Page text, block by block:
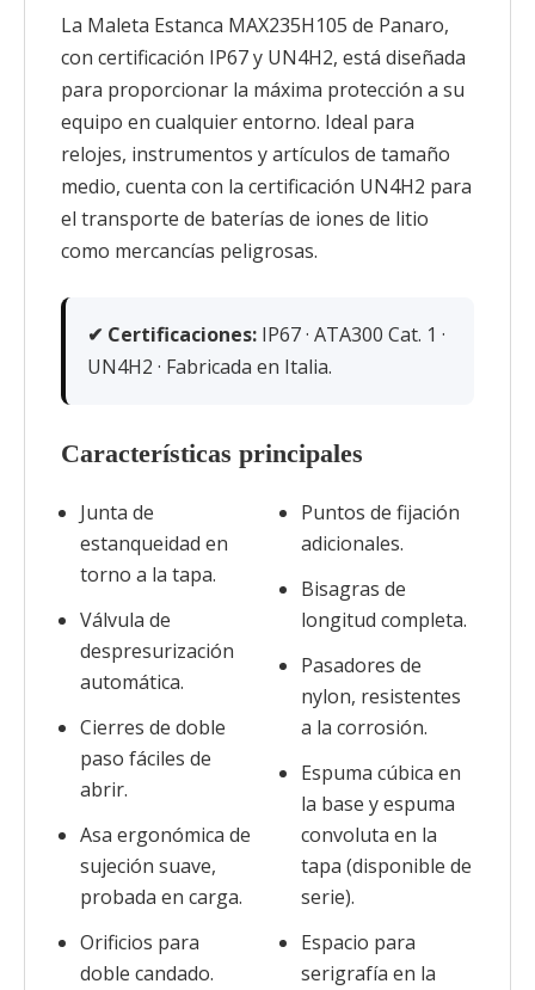
La Maleta Estanca MAX235H105 de Panaro,
con certificación IP67 y UN4H2, está diseñada
para proporcionar la máxima protección a su
equipo en cualquier entorno. Ideal para
relojes, instrumentos y artículos de tamaño
medio, cuenta con la certificación UN4H2 para
el transporte de baterías de iones de litio
como mercancías peligrosas.
✔ Certificaciones: IP67 · ATA300 Cat. 1 ·
UN4H2 · Fabricada en Italia.
Características principales
Junta de
estanqueidad en
torno a la tapa.
Válvula de
despresurización
automática.
Cierres de doble
paso fáciles de
abrir.
Asa ergonómica de
sujeción suave,
probada en carga.
Orificios para
doble candado.
Puntos de fijación
adicionales.
Bisagras de
longitud completa.
Pasadores de
nylon, resistentes
a la corrosión.
Espuma cúbica en
la base y espuma
convoluta en la
tapa (disponible de
serie).
Espacio para
serigrafía en la